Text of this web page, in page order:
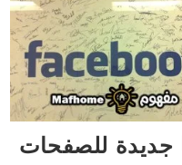
search
جديدة للصفحات